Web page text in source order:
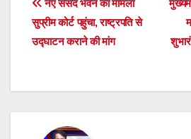
A
p
b
o
k
n
s
ar
e
Post
navigation
नए संसद भवन का मामला
सुप्रीम कोर्ट पहुंचा, राष्ट्रपति से
उद्घाटन कराने की मांग